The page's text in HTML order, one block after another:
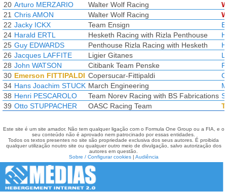
20 Arturo MERZARIO Walter Wolf Racing
21 Chris AMON Walter Wolf Racing
22 Jacky ICKX Team Ensign
24 Harald ERTL Hesketh Racing with Rizla Penthouse
25 Guy EDWARDS Penthouse Rizla Racing with Hesketh
26 Jacques LAFFITE Ligier Gitanes
28 John WATSON Citibank Team Penske
30 Emerson FITTIPALDI Copersucar-Fittipaldi
34 Hans Joachim STUCK March Engineering
38 Henri PESCAROLO Team Norev Racing with BS Fabrications
39 Otto STUPPACHER OASC Racing Team
Este site é um site amador. Não tem qualquer ligação com o Formula One Group ou a FIA, e o
seu conteúdo não é aprovado nem patrocinado por essas entidades.
Todos os textos presentes no site são propriedade exclusiva dos seus autores. É proibida
qualquer utilização noutro site ou qualquer outro meio de divulgação, salvo autorização dos
autores em questão.
Sobre / Configurar cookies| Audiência